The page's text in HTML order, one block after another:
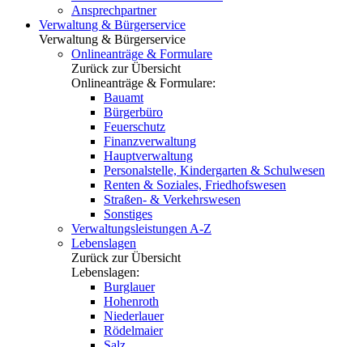
Ansprechpartner
Verwaltung & Bürgerservice
Verwaltung & Bürgerservice
Onlineanträge & Formulare
Zurück zur Übersicht
Onlineanträge & Formulare:
Bauamt
Bürgerbüro
Feuerschutz
Finanzverwaltung
Hauptverwaltung
Personalstelle, Kindergarten & Schulwesen
Renten & Soziales, Friedhofswesen
Straßen- & Verkehrswesen
Sonstiges
Verwaltungsleistungen A-Z
Lebenslagen
Zurück zur Übersicht
Lebenslagen:
Burglauer
Hohenroth
Niederlauer
Rödelmaier